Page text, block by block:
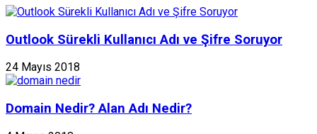
Outlook Sürekli Kullanıcı Adı ve Şifre Soruyor
24 Mayıs 2018
Domain Nedir? Alan Adı Nedir?